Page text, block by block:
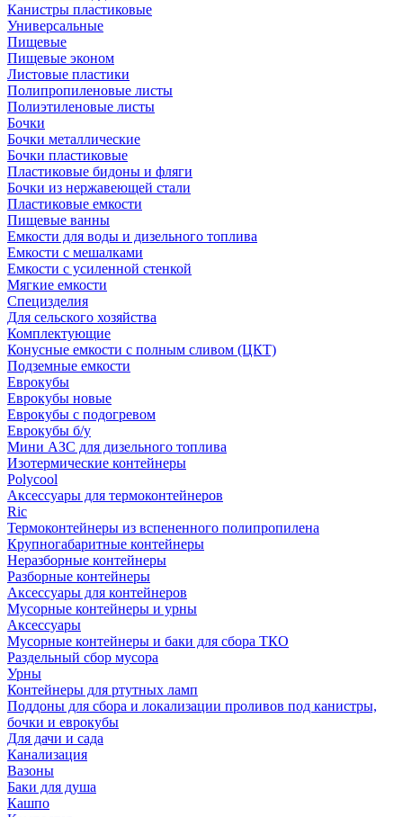
Канистры пластиковые
Универсальные
Пищевые
Пищевые эконом
Листовые пластики
Полипропиленовые листы
Полиэтиленовые листы
Бочки
Бочки металлические
Бочки пластиковые
Пластиковые бидоны и фляги
Бочки из нержавеющей стали
Пластиковые емкости
Пищевые ванны
Емкости для воды и дизельного топлива
Емкости с мешалками
Емкости с усиленной стенкой
Мягкие емкости
Специзделия
Для сельского хозяйства
Комплектующие
Конусные емкости с полным сливом (ЦКТ)
Подземные емкости
Еврокубы
Еврокубы новые
Еврокубы с подогревом
Еврокубы б/у
Мини АЗС для дизельного топлива
Изотермические контейнеры
Polycool
Аксессуары для термоконтейнеров
Ric
Термоконтейнеры из вспененного полипропилена
Крупногабаритные контейнеры
Неразборные контейнеры
Разборные контейнеры
Аксессуары для контейнеров
Мусорные контейнеры и урны
Аксессуары
Мусорные контейнеры и баки для сбора ТКО
Раздельный сбор мусора
Урны
Контейнеры для ртутных ламп
Поддоны для сбора и локализации проливов под канистры,
бочки и еврокубы
Для дачи и сада
Канализация
Вазоны
Баки для душа
Кашпо